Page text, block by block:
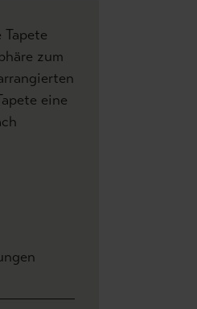
zum
eine